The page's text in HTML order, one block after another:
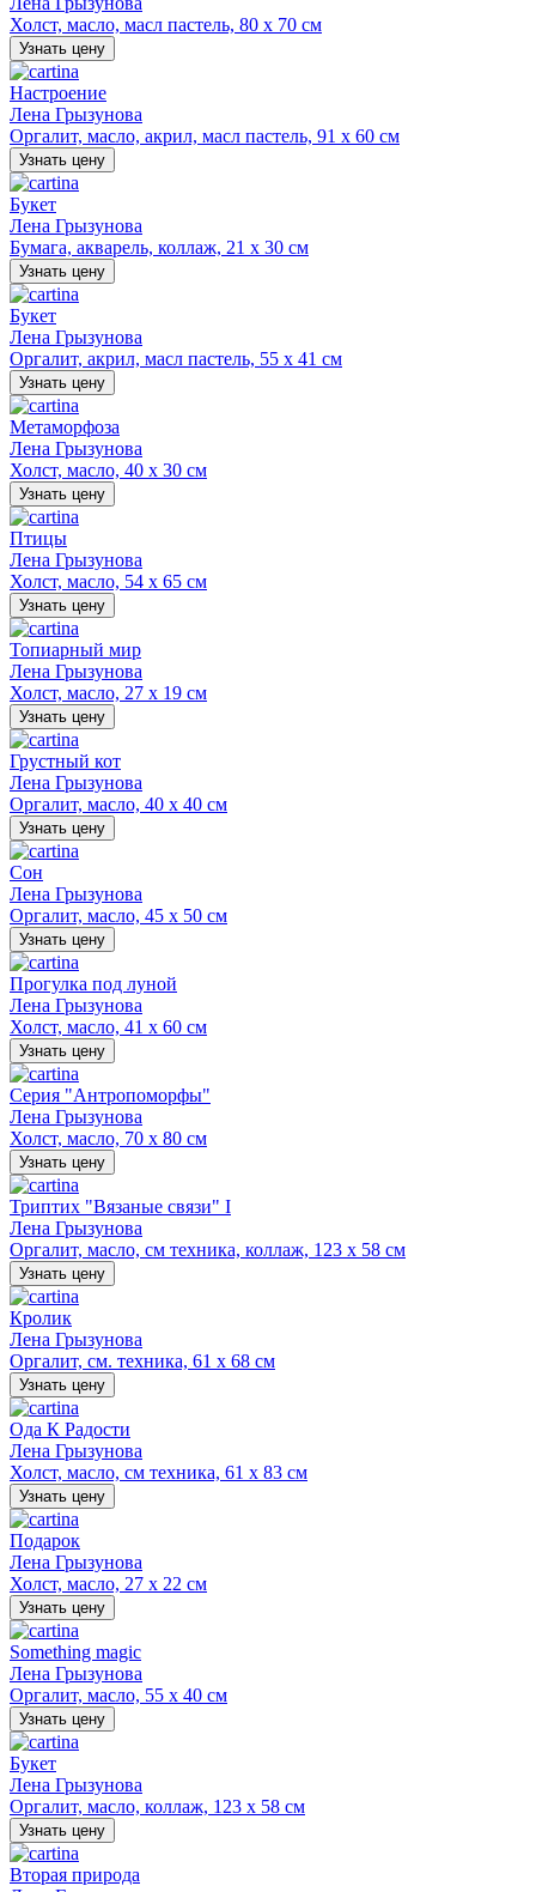
Холст, масло, масл пастель, 80 х 70 см
Узнать цену
Настроение
Лена Грызунова
Оргалит, масло, акрил, масл пастель, 91 х 60 см
Узнать цену
Букет
Лена Грызунова
Бумага, акварель, коллаж, 21 х 30 см
Узнать цену
Букет
Лена Грызунова
Оргалит, акрил, масл пастель, 55 х 41 см
Узнать цену
Метаморфоза
Лена Грызунова
Холст, масло, 40 х 30 см
Узнать цену
Птицы
Лена Грызунова
Холст, масло, 54 х 65 см
Узнать цену
Топиарный мир
Лена Грызунова
Холст, масло, 27 х 19 см
Узнать цену
Грустный кот
Лена Грызунова
Оргалит, масло, 40 х 40 см
Узнать цену
Сон
Лена Грызунова
Оргалит, масло, 45 х 50 см
Узнать цену
Прогулка под луной
Лена Грызунова
Холст, масло, 41 х 60 см
Узнать цену
Серия "Антропоморфы"
Лена Грызунова
Холст, масло, 70 х 80 см
Узнать цену
Триптих "Вязаные связи" I
Лена Грызунова
Оргалит, масло, см техника, коллаж, 123 х 58 см
Узнать цену
Кролик
Лена Грызунова
Оргалит, см. техника, 61 х 68 см
Узнать цену
Ода К Радости
Лена Грызунова
Холст, масло, см техника, 61 х 83 см
Узнать цену
Подарок
Лена Грызунова
Холст, масло, 27 х 22 см
Узнать цену
Something magic
Лена Грызунова
Оргалит, масло, 55 х 40 см
Узнать цену
Букет
Лена Грызунова
Оргалит, масло, коллаж, 123 х 58 см
Узнать цену
Вторая природа